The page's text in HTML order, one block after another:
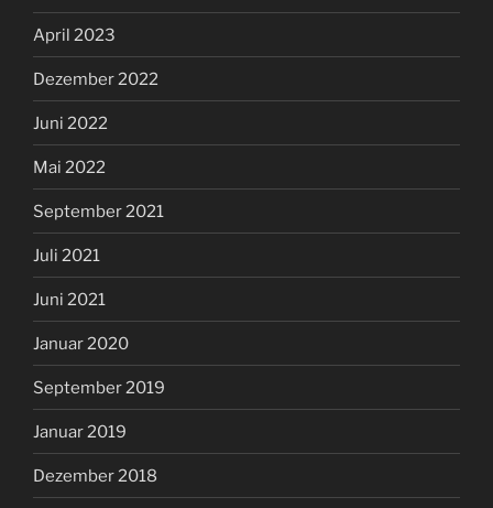
April 2023
Dezember 2022
Juni 2022
Mai 2022
September 2021
Juli 2021
Juni 2021
Januar 2020
September 2019
Januar 2019
Dezember 2018